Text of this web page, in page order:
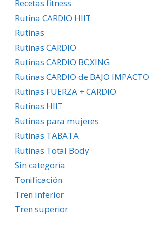
Recetas fitness
Rutina CARDIO HIIT
Rutinas
Rutinas CARDIO
Rutinas CARDIO BOXING
Rutinas CARDIO de BAJO IMPACTO
Rutinas FUERZA + CARDIO
Rutinas HIIT
Rutinas para mujeres
Rutinas TABATA
Rutinas Total Body
Sin categoría
Tonificación
Tren inferior
Tren superior